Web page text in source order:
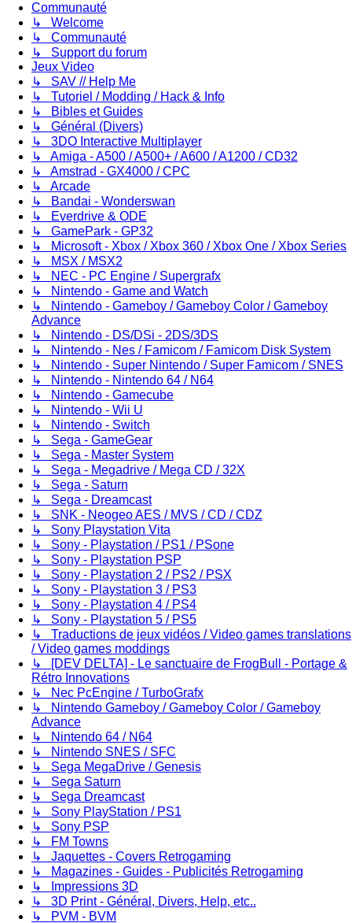
Communauté
↳ Welcome
↳ Communauté
↳ Support du forum
Jeux Video
↳ SAV // Help Me
↳ Tutoriel / Modding / Hack & Info
↳ Bibles et Guides
↳ Général (Divers)
↳ 3DO Interactive Multiplayer
↳ Amiga - A500 / A500+ / A600 / A1200 / CD32
↳ Amstrad - GX4000 / CPC
↳ Arcade
↳ Bandai - Wonderswan
↳ Everdrive & ODE
↳ GamePark - GP32
↳ Microsoft - Xbox / Xbox 360 / Xbox One / Xbox Series
↳ MSX / MSX2
↳ NEC - PC Engine / Supergrafx
↳ Nintendo - Game and Watch
↳ Nintendo - Gameboy / Gameboy Color / Gameboy
Advance
↳ Nintendo - DS/DSi - 2DS/3DS
↳ Nintendo - Nes / Famicom / Famicom Disk System
↳ Nintendo - Super Nintendo / Super Famicom / SNES
↳ Nintendo - Nintendo 64 / N64
↳ Nintendo - Gamecube
↳ Nintendo - Wii U
↳ Nintendo - Switch
↳ Sega - GameGear
↳ Sega - Master System
↳ Sega - Megadrive / Mega CD / 32X
↳ Sega - Saturn
↳ Sega - Dreamcast
↳ SNK - Neogeo AES / MVS / CD / CDZ
↳ Sony Playstation Vita
↳ Sony - Playstation / PS1 / PSone
↳ Sony - Playstation PSP
↳ Sony - Playstation 2 / PS2 / PSX
↳ Sony - Playstation 3 / PS3
↳ Sony - Playstation 4 / PS4
↳ Sony - Playstation 5 / PS5
↳ Traductions de jeux vidéos / Video games translations
/ Video games moddings
↳ [DEV DELTA] - Le sanctuaire de FrogBull - Portage &
Rétro Innovations
↳ Nec PcEngine / TurboGrafx
↳ Nintendo Gameboy / Gameboy Color / Gameboy
Advance
↳ Nintendo 64 / N64
↳ Nintendo SNES / SFC
↳ Sega MegaDrive / Genesis
↳ Sega Saturn
↳ Sega Dreamcast
↳ Sony PlayStation / PS1
↳ Sony PSP
↳ FM Towns
↳ Jaquettes - Covers Retrogaming
↳ Magazines - Guides - Publicités Retrogaming
↳ Impressions 3D
↳ 3D Print - Général, Divers, Help, etc..
↳ PVM - BVM